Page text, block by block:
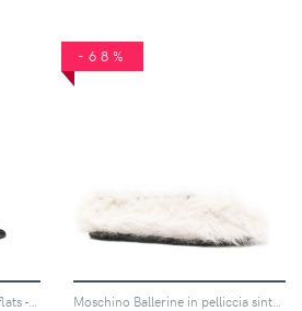
-68%